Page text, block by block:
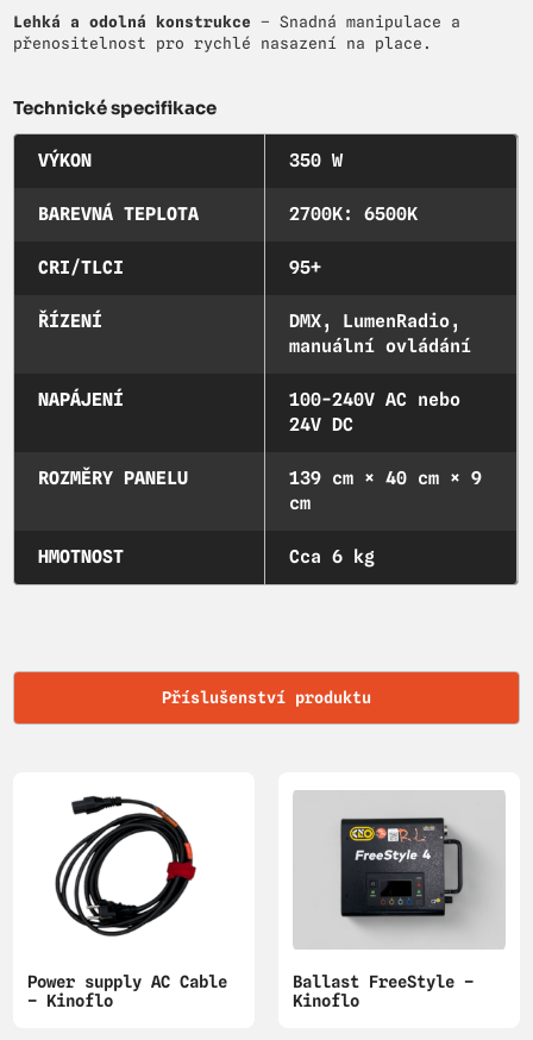
Lehká a odolná konstrukce – Snadná manipulace a
přenositelnost pro rychlé nasazení na place.
Technické specifikace
VÝKON 350 W
BAREVNÁ TEPLOTA 2700K: 6500K
CRI/TLCI 95+
ŘÍZENÍ
DMX, LumenRadio,
manuální ovládání
NAPÁJENÍ
100-240V AC nebo
24V DC
ROZMĚRY PANELU
139 cm × 40 cm × 9
cm
HMOTNOST Cca 6 kg
Příslušenství produktu
Power supply AC Cable
– Kinoflo
Ballast FreeStyle –
Kinoflo